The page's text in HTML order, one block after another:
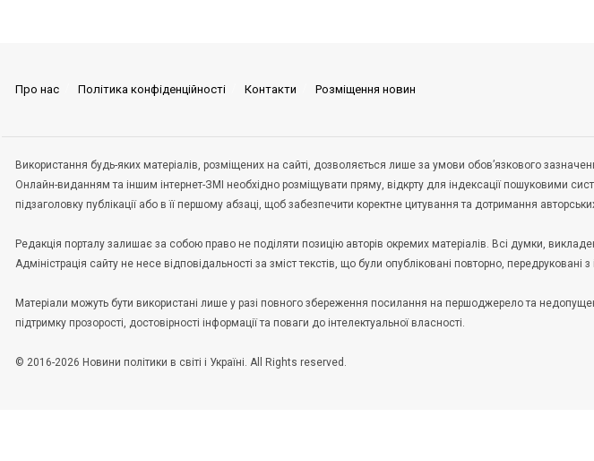
Про нас Політика конфіденційності Контакти Розміщення новин
Використання будь-яких матеріалів, розміщених на сайті, дозволяється лише за умови обов’язкового
Онлайн-виданням та іншим інтернет-ЗМІ необхідно розміщувати пряму, відкрту для індексації пошуковими
підзаголовку публікації або в її першому абзаці, щоб забезпечити коректне цитування та дотримання
Редакція порталу залишає за собою право не поділяти позицію авторів окремих матеріалів. Всі думки,
Адміністрація сайту не несе відповідальності за зміст текстів, що були опубліковані повторно,
Матеріали можуть бути використані лише у разі повного збереження посилання на першоджерело та
підтримку прозорості, достовірності інформації та поваги до інтелектуальної власності.
© 2016-2026 Новини політики в світі і Україні. All Rights reserved.